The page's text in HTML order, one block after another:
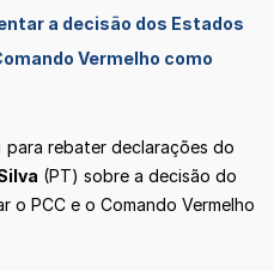
a decisão dos Estados
Vermelho como
rebater declarações do
(PT) sobre a decisão do
o PCC e o Comando Vermelho